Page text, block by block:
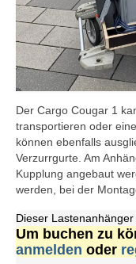
Der Cargo Cougar 1
transportieren oder
können ebenfalls
Verzurrgurte. Am
Kupplung angebaut
werden, bei der
Dieser
Um buchen zu
anmelden oder